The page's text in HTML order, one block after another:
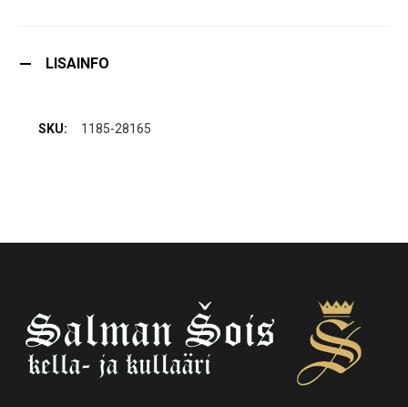
LISAINFO
1185-28165